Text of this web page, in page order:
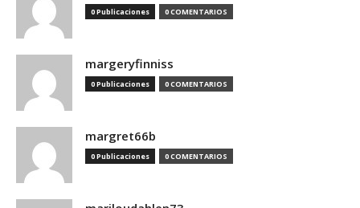
0 Publicaciones 0 COMENTARIOS
margeryfinniss
0 Publicaciones 0 COMENTARIOS
margret66b
0 Publicaciones 0 COMENTARIOS